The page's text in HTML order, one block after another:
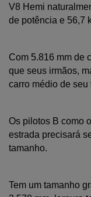
V8 Hemi
de potência e 56,7
Com 5.816 mm de
que seus irmãos,
carro médio de
Os pilotos B como
estrada precisará
tamanho.
Tem um tamanho